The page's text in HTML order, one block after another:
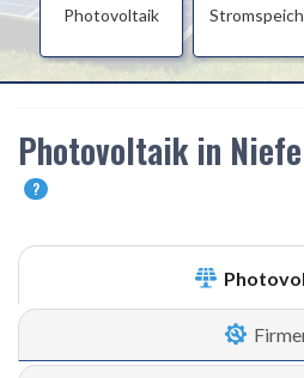
Photovoltaik
Photovoltaik in
?